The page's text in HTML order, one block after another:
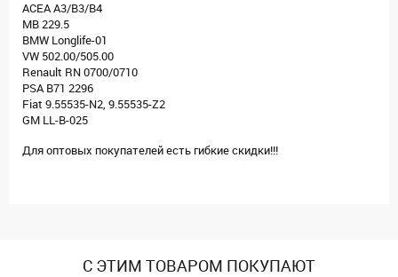
ACEA A3/B3/B4
MB 229.5
BMW Longlife-01
VW 502.00/505.00
Renault RN 0700/0710
PSA B71 2296
Fiat 9.55535-N2, 9.55535-Z2
GM LL-B-025
Для оптовых покупателей есть гибкие скидки!!!
С ЭТИМ ТОВАРОМ ПОКУПАЮТ